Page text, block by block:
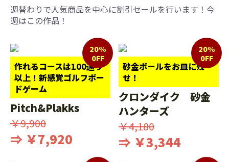
週替わりで人気商品を中心に割引セールを行います！今
週はこの作品！
作れるコースは100通り
以上！新感覚ゴルフボー
ドゲーム
20%
0FF
Pitch&Plakks
￥9,900
⇒ ￥7,920
砂金ボールをお皿に残
せ！
20%
0FF
クロンダイク 砂金
ハンターズ
￥4,180
⇒ ￥3,344